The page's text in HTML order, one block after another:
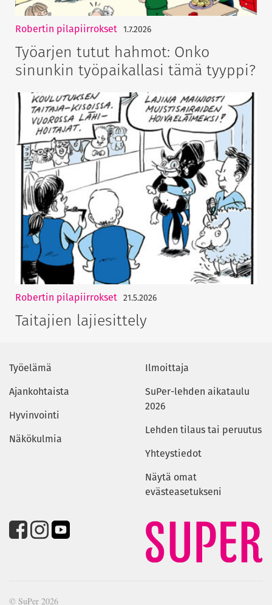
Robertin pilapiirrokset 1.7.2026
Työarjen tutut hahmot: Onko
sinunkin työpaikallasi tämä tyyppi?
Robertin pilapiirrokset 21.5.2026
Taitajien lajiesittely
Työelämä
Ajankohtaista
Hyvinvointi
Näkökulmia
Ilmoittaja
SuPer-lehden aikataulu
2026
Lehden tilaus tai peruutus
Yhteystiedot
Näytä omat
evästeasetukseni
© SuPer 2026